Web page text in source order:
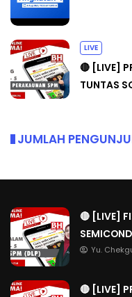
LIVE
🔴 [LIVE]
TUNTAS
JUMLAH
🔴 [LIVE]
Yu.
🔴 [LIVE]